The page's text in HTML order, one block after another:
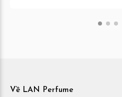
Về LAN Perfume